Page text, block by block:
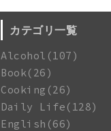
カテゴリ一覧
Alcohol(107)
Book(26)
Cooking(26)
Daily Life(128)
English(66)